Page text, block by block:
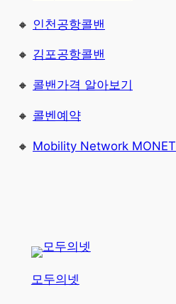
🔸 인천공항콜밴
🔸 김포공항콜밴
🔸 콜밴가격 알아보기
🔸 콜벤예약
🔸 Mobility Network MONET
모두의넷